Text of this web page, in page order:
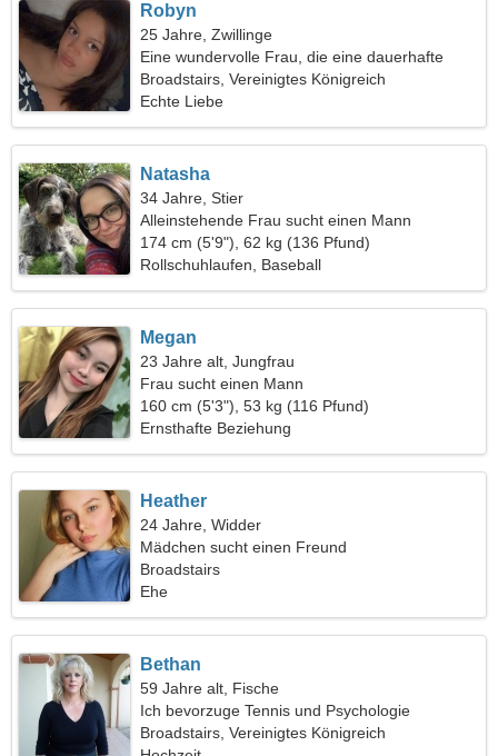
Robyn
25 Jahre, Zwillinge
Eine wundervolle Frau, die eine dauerhafte
Beziehung sucht
Broadstairs, Vereinigtes Königreich
Echte Liebe
Natasha
34 Jahre, Stier
Alleinstehende Frau sucht einen Mann
174 cm (5'9"), 62 kg (136 Pfund)
Rollschuhlaufen, Baseball
Megan
23 Jahre alt, Jungfrau
Frau sucht einen Mann
160 cm (5'3"), 53 kg (116 Pfund)
Ernsthafte Beziehung
Heather
24 Jahre, Widder
Mädchen sucht einen Freund
Broadstairs
Ehe
Bethan
59 Jahre alt, Fische
Ich bevorzuge Tennis und Psychologie
Broadstairs, Vereinigtes Königreich